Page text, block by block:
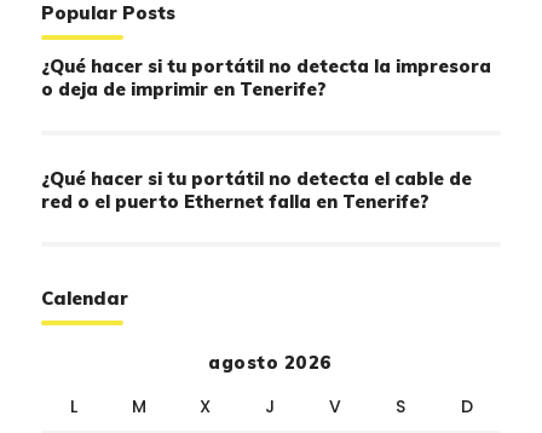
Popular Posts
¿Qué hacer si tu portátil no detecta la impresora
o deja de imprimir en Tenerife?
¿Qué hacer si tu portátil no detecta el cable de
red o el puerto Ethernet falla en Tenerife?
Calendar
agosto 2026
L M X J V S D